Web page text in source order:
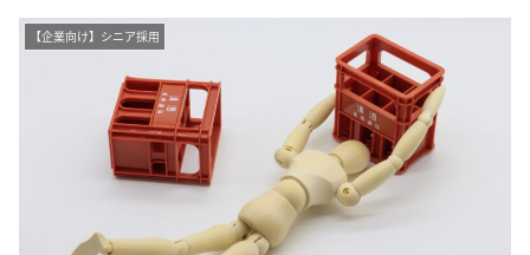
【企業向け】シニア採用